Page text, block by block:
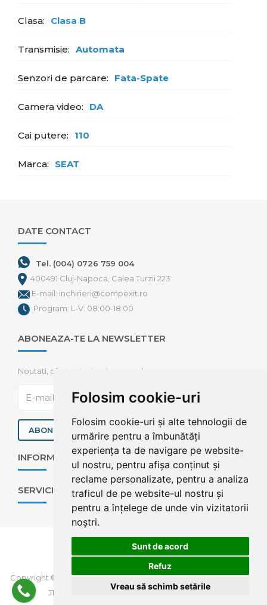
Folosim cookie-uri
Folosim cookie-uri și alte tehnologii de
urmărire pentru a îmbunătăți
experiența ta de navigare pe website-
ul nostru, pentru afișa conținut și
reclame personalizate, pentru a analiza
traficul de pe website-ul nostru și
pentru a înțelege de unde vin vizitatorii
noștri.
Sunt de acord
Refuz
Vreau să schimb setările
Clasa: Clasa B
Transmisie: Automata
Senzori de parcare: Fata-Spate
Camera video: DA
Cai putere: 110
Marca: SEAT
DATE CONTACT
Tel. (004) 0726 759 004
400491 Cluj-Napoca, Calea Turzii 223
E-mail: inchirieri@compexit.ro
Program: L-V: 08:00-18:00
ABONEAZA-TE LA NEWSLETTER
Noutati, oferte si articole pe mail
ABONEAZA-TE
INFORMAȚII UTILE
SERVICII
Copyright © 2026 Compexit Rent a Car, CUI 10970757, Reg. Com.
J1998001418128.
Creare web site: Softimpera